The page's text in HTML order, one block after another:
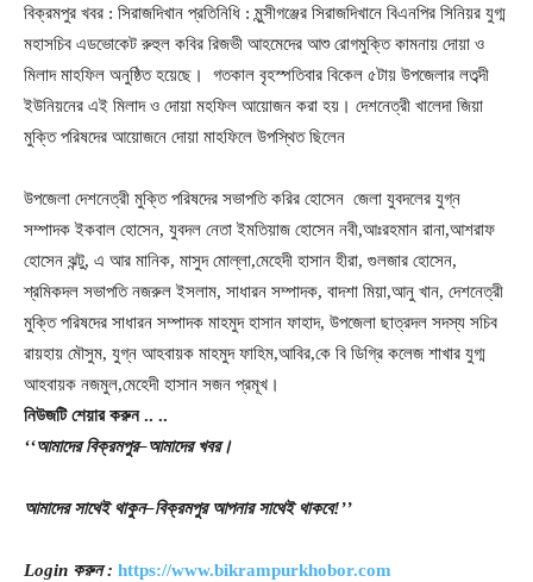
বিক্রমপুর খবর : সিরাজদিখান প্রতিনিধি : মুন্সীগঞ্জের সিরাজদিখানে বিএনপির সিনিয়র যুগ্ম
মহাসচিব এডভোকেট রুহুল কবির রিজভী আহমেদের আশু রোগমুক্তি কামনায় দোয়া ও
মিলাদ মাহফিল অনুষ্ঠিত হয়েছে। গতকাল বৃহস্পতিবার বিকেল ৫টায় উপজেলার লতব্দী
ইউনিয়নের এই মিলাদ ও দোয়া মহফিল আয়োজন করা হয়। দেশনেত্রী খালেদা জিয়া
মুক্তি পরিষদের আয়োজনে দোয়া মাহফিলে উপস্থিত ছিলেন
উপজেলা দেশনেত্রী মুক্তি পরিষদের সভাপতি করির হোসেন জেলা যুবদলের যুগ্ন
সম্পাদক ইকবাল হোসেন, যুবদল নেতা ইমতিয়াজ হোসেন নবী,আঃরহমান রানা,আশরাফ
হোসেন ঝন্টু, এ আর মানিক, মাসুদ মোল্লা,মেহেদী হাসান হীরা, গুলজার হোসেন,
শ্রমিকদল সভাপতি নজরুল ইসলাম, সাধারন সম্পাদক, বাদশা মিয়া,আনু খান, দেশনেত্রী
মুক্তি পরিষদের সাধারন সম্পাদক মাহমুদ হাসান ফাহাদ, উপজেলা ছাত্রদল সদস্য সচিব
রায়হায় মৌসুম, যুগ্ন আহবায়ক মাহমুদ ফাহিম,আবির,কে বি ডিগ্রি কলেজ শাখার যুগ্ম
আহবায়ক নজমুল,মেহেদী হাসান সজন প্রমূখ।
নিউজটি শেয়ার করুন.. ..
‘‘আমাদের বিক্রমপুর–আমাদের খবর।
আমাদের সাথেই থাকুন–বিক্রমপুর আপনার সাথেই থাকবে!’’
Login করুন: https://www.bikrampurkhobor.com